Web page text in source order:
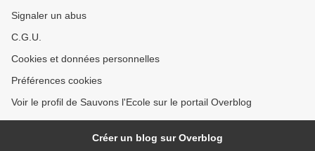
Signaler un abus
C.G.U.
Cookies et données personnelles
Préférences cookies
Voir le profil de Sauvons l'Ecole sur le portail Overblog
Créer un blog sur Overblog